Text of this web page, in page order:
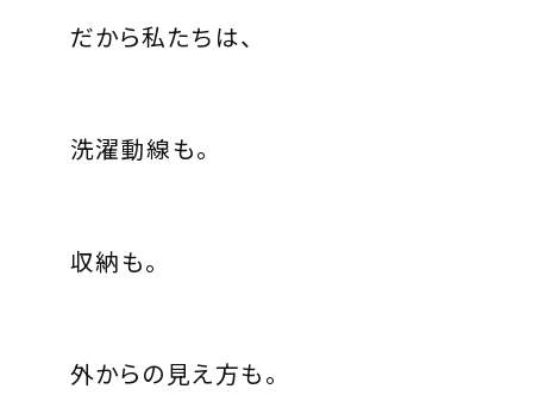
だから私たちは、
洗濯動線も。
収納も。
外からの見え方も。